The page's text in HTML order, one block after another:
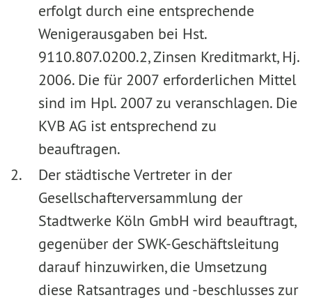
erfolgt durch eine entsprechende
Wenigerausgaben bei Hst.
9110.807.0200.2, Zinsen Kreditmarkt, Hj.
2006.Die für 2007 erforderlichen Mittel
sind im Hpl. 2007 zu veranschlagen. Die
KVB AG ist entsprechend zu
beauftragen.
Der städtische Vertreter in der
Gesellschafterversammlung der
Stadtwerke Köln GmbH wird beauftragt,
gegenüber der SWK-Geschäftsleitung
darauf hinzuwirken, die Umsetzung
diese Ratsantrages und -beschlusses zur